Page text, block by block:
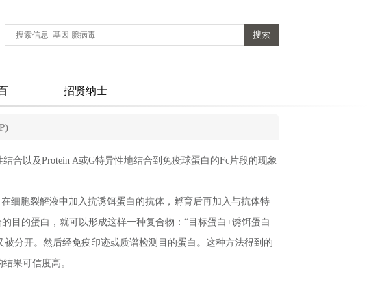
招贤纳士
合以及Protein A或G特异性地结合到免疫球蛋白的Fc片段的现象
细胞裂解液中加入抗诱饵蛋白的抗体，孵育后再加入与抗体特
目的蛋白，就可以形成这样一种复合物：“目标蛋白+诱饵蛋白
分开。然后经免疫印迹或质谱检测目的蛋白。这种方法得到的
果可信度高。